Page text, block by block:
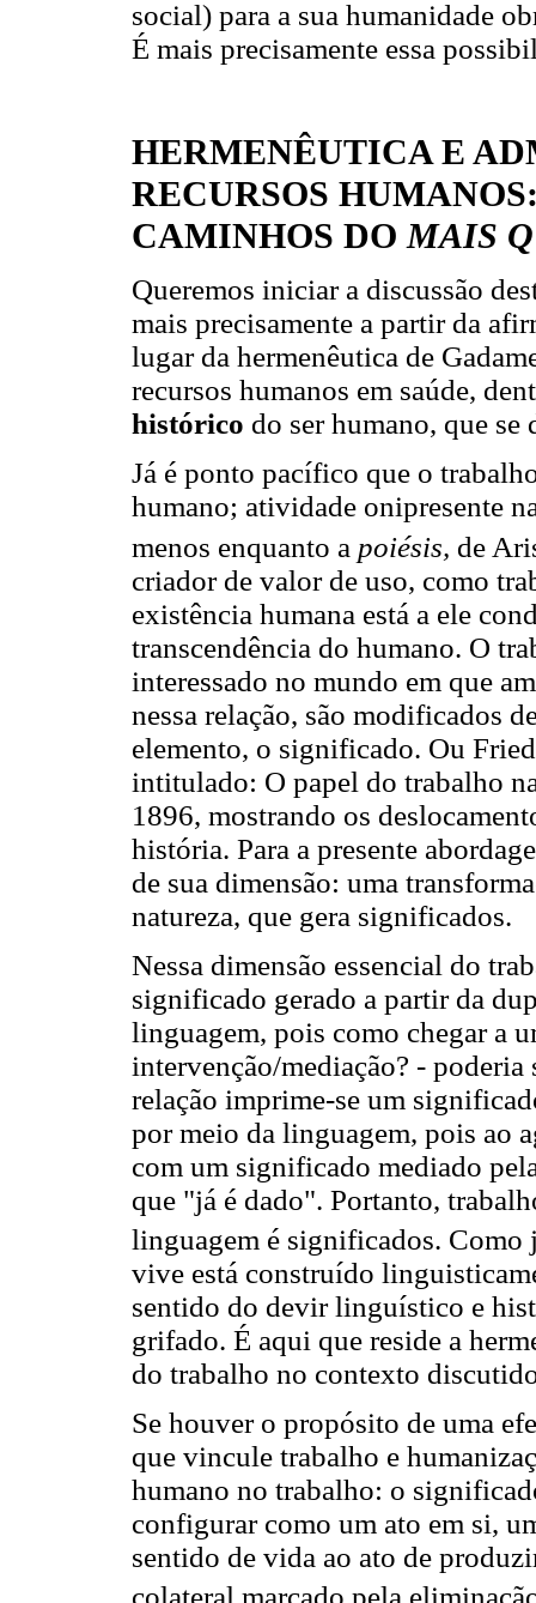
social) para a sua humanidade
É mais precisamente essa
HERMENÊUTICA E
RECURSOS
CAMINHOS DOMAIS
Queremos iniciar a discussão
mais precisamente a partir da
lugar da hermenêutica de
recursos humanos em saúde,
histórico do ser humano, que
Já é ponto pacífico que o
humano; atividade onipresente
menos enquanto a poiésis, de
criador de valor de uso, como
existência humana está a ele
transcendência do humano. O
interessado no mundo em que
nessa relação, são modificados
elemento, o significado. Ou
intitulado: O papel do trabalho
1896, mostrando os
história. Para a presente
de sua dimensão: uma
natureza, que gera significados.
Nessa dimensão essencial do
significado gerado a partir da
linguagem, pois como chegar a
intervenção/mediação? - poderia
relação imprime-se um
por meio da linguagem, pois ao
com um significado mediado
que "já é dado". Portanto,
linguagem é significados. Como
vive está construído
sentido do devir linguístico e
grifado. É aqui que reside a
do trabalho no contexto
Se houver o propósito de uma
que vincule trabalho e
humano no trabalho: o
configurar como um ato em si,
sentido de vida ao ato de